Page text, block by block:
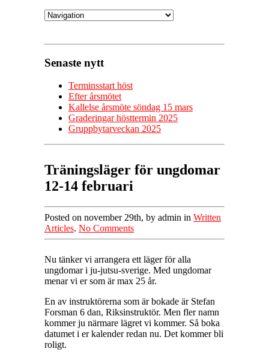
Senaste nytt
Terminsstart höst
Efter årsmötet
Kallelse årsmöte söndag 15 mars
Graderingar hösttermin 2025
Gruppbytarveckan 2025
Träningsläger för ungdomar
12-14 februari
Posted on november 29th, by admin in Written
Articles. No Comments
Nu tänker vi arrangera ett läger för alla
ungdomar i ju-jutsu-sverige. Med ungdomar
menar vi er som är max 25 år.
En av instruktörerna som är bokade är Stefan
Forsman 6 dan, Riksinstruktör. Men fler namn
kommer ju närmare lägret vi kommer. Så boka
datumet i er kalender redan nu. Det kommer bli
roligt.